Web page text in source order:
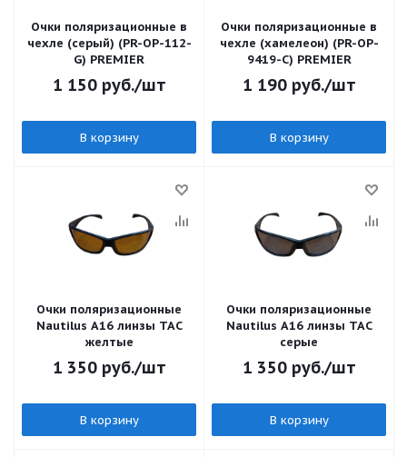
Очки поляризационные в
чехле (серый) (PR-OP-112-
G) PREMIER
1 150руб./шт
В корзину
Очки поляризационные в
чехле (хамелеон) (PR-OP-
9419-C) PREMIER
1 190руб./шт
В корзину
Очки поляризационные
Nautilus A16 линзы ТАС
желтые
1 350руб./шт
В корзину
Очки поляризационные
Nautilus A16 линзы ТАС
серые
1 350руб./шт
В корзину